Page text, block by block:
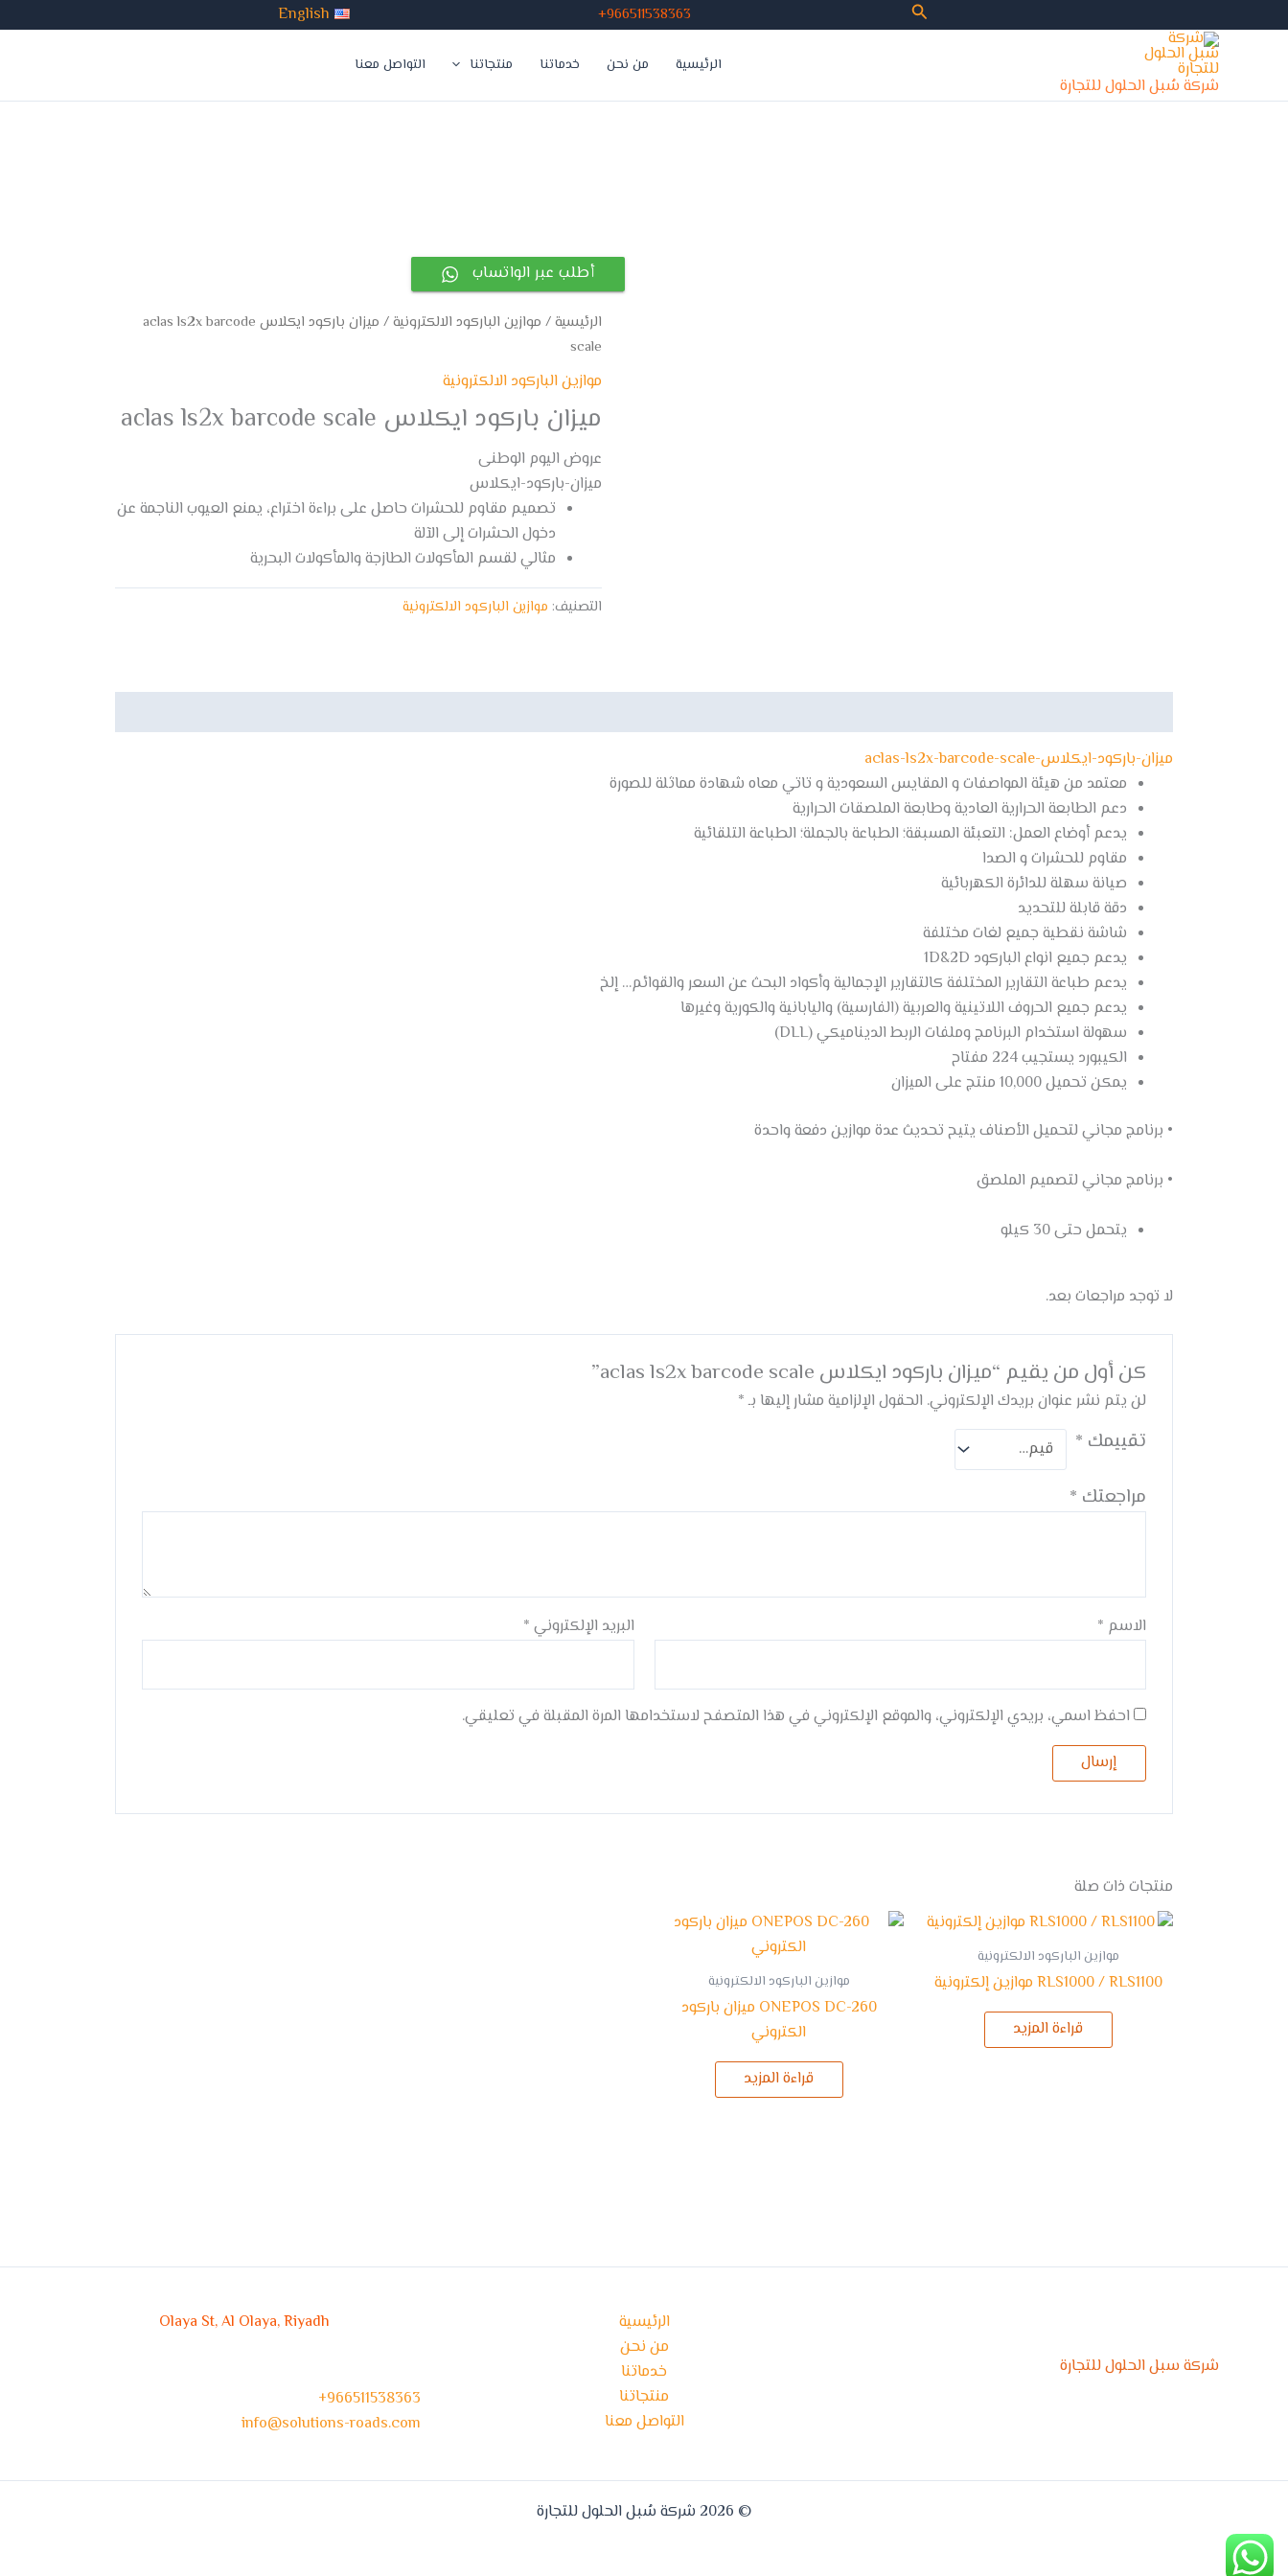
إلى
البحث 966511538363+
English
شركة سُبل الحلول للتجارة
الرئيسية من نحن خدماتنا منتجاتنا التواصل معنا
أطلب عبر الواتساب
الرئيسية/ موازين الباركود الالكترونية
/ ميزان باركود ايكلاس aclas ls2x barcode
scale
موازين الباركود الالكترونية
ميزان باركود ايكلاس aclas ls2x barcode scale
عروض اليوم الوطنى
ميزان-باركود-ايكلاس
تصميم مقاوم للحشرات حاصل على براءة اختراع، يمنع العيوب الناجمة عن
دخول الحشرات إلى الآلة
مثالي لقسم المأكولات الطازجة والمأكولات البحرية
التصنيف: موازين الباركود الالكترونية
ميزان-باركود-ايكلاس-aclas-ls2x-barcode-scale
معتمد من هيئة المواصفات و المقايس السعودية و تاتي معاه شهادة مماثلة للصورة
دعم الطابعة الحرارية العادية وطابعة الملصقات الحرارية
يدعم أوضاع العمل: التعبئة المسبقة؛ الطباعة بالجملة؛ الطباعة التلقائية
مقاوم للحشرات و الصدا
صيانة سهلة للدائرة الكهربائية
دقة قابلة للتحديد
شاشة نقطية جميع لغات مختلفة
يدعم جميع انواع الباركود 1D&2D
يدعم طباعة التقارير المختلفة كالتقارير الإجمالية وأكواد البحث عن السعر والقوائم… إلخ
يدعم جميع الحروف اللاتينية والعربية (الفارسية) واليابانية والكورية وغيرها
سهولة استخدام البرنامج وملفات الربط الديناميكي (DLL)
الكيبورد يستجيب 224 مفتاح
يمكن تحميل 10,000 منتج على الميزان
• برنامج مجاني لتحميل الأصناف يتيح تحديث عدة موازين دفعة واحدة
• برنامج مجاني لتصميم الملصق
يتحمل حتى 30 كيلو
لا توجد مراجعات بعد.
كن أول من يقيم “ميزان باركود ايكلاس aclas ls2x barcode scale”
لن يتم نشر عنوان بريدك الإلكتروني. الحقول الإلزامية مشار إليها بـ*
تقييمك *
مراجعتك *
الاسم * البريد الإلكتروني *
احفظ اسمي، بريدي الإلكتروني، والموقع الإلكتروني في هذا المتصفح لاستخدامها المرة المقبلة في تعليقي.
منتجات ذات صلة
موازين الباركود الالكترونية
RLS1000 / RLS1100 موازين إلكترونية
قراءة المزيد
موازين الباركود الالكترونية
ONEPOS DC-260 ميزان باركود
الكتروني
قراءة المزيد
شركة سبل الحلول للتجارة
الرئيسية
من نحن
خدماتنا
منتجاتنا
التواصل معنا
Olaya St, Al Olaya, Riyadh
966511538363+
info@solutions-roads.com
© 2026 شركة سُبل الحلول للتجارة